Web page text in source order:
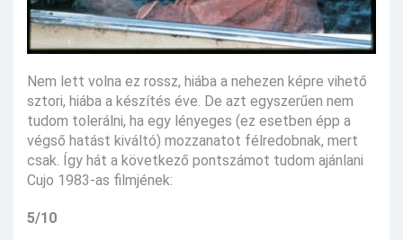
Nem lett volna ez rossz, hiába a nehezen képre vihető
sztori, hiába a készítés éve. De azt egyszerűen nem
tudom tolerálni, ha egy lényeges (ez esetben épp a
végső hatást kiváltó) mozzanatot félredobnak, mert
csak. Így hát a következő pontszámot tudom ajánlani
Cujo 1983-as filmjének:
5/10